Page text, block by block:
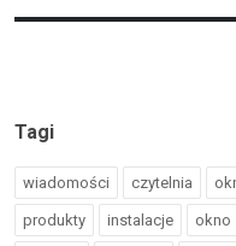
Tagi
wiadomości czytelnia
produkty instalacje okno